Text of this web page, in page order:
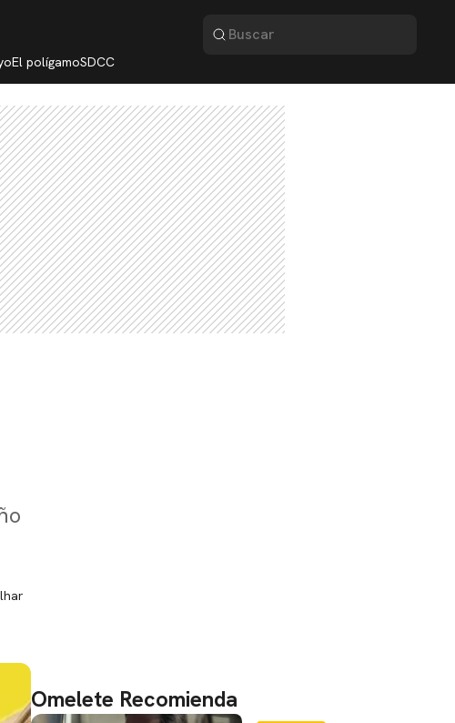
El polígamoSDCC
Omelete Recomienda